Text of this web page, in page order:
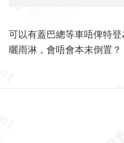
可以有蓋巴總等車唔俾特
曬雨淋，會唔會本末倒置？